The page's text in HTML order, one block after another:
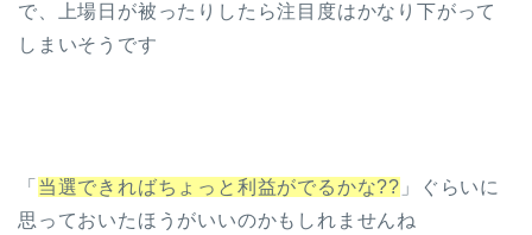
で、上場日が被ったりしたら注目度はかなり下がって
しまいそうです
「 当選できればちょっと利益がでるかな?? 」ぐらいに
思っておいたほうがいいのかもしれませんね